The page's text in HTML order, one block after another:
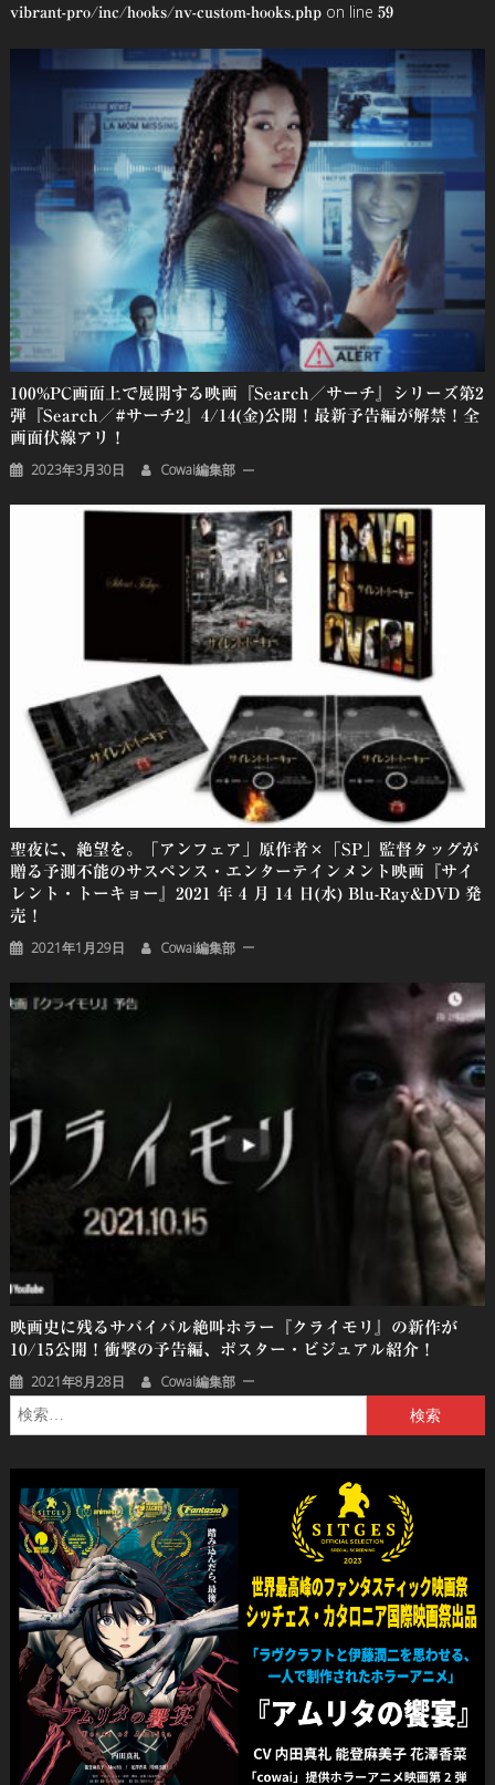
ー
vibrant-pro/inc/hooks/nv-custom-hooks.phpon line 59
100%PC画面上で展開する映画『search／サーチ』シリーズ第2
弾『search／#サーチ2』4/14(金)公開！最新予告編が解禁！全
画面伏線アリ！
2023年3月30日 Cowai編集部
聖夜に、絶望を。「アンフェア」原作者×「SP」監督タッグが
贈る予測不能のサスペンス・エンターテインメント映画『サイ
レント・トーキョー』2021 年 4 月 14 日(水) Blu-Ray&DVD 発
売！
2021年1月29日 Cowai編集部
映画史に残るサバイバル絶叫ホラー『クライモリ』の新作が
10/15公開！衝撃の予告編、ポスター・ビジュアル紹介！
2021年8月28日 Cowai編集部
索: